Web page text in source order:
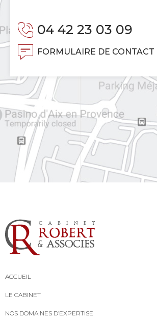
04 42 23 03 09
FORMULAIRE DE CONTACT
ACCUEIL
LE CABINET
NOS DOMAINES D’EXPERTISE